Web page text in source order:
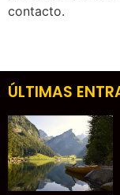
contacto.
ÚLTIMAS